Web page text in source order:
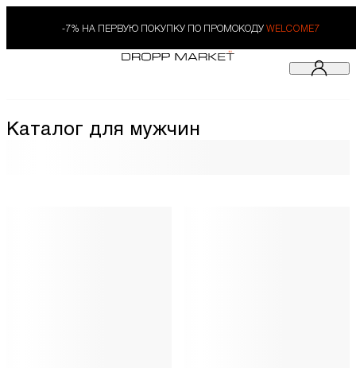
-7% НА ПЕРВУЮ ПОКУПКУ ПО ПРОМОКОДУ WELCOME7
Каталог для мужчин